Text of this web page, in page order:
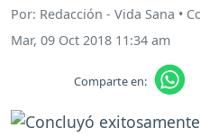
Por: Redacción - Vida Sana •
Mar, 09 Oct 2018 11:34 am
Comparte en: